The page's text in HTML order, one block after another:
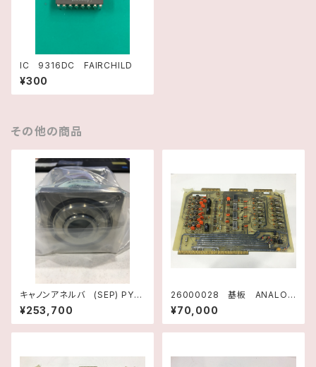
IC 9316DC FAIRCHILD
¥300
その他の商品
キャノンアネルバ (SEP) PY22
磁気シールユニット
¥253,700
26000028 基板 ANALOG
INTERFACE F3637001 テ
キサスインスツルメンツ
¥70,000